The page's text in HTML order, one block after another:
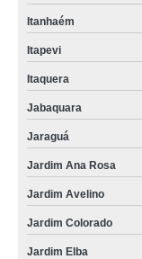
Itanhaém
Itapevi
Itaquera
Jabaquara
Jaraguá
Jardim Ana Rosa
Jardim Avelino
Jardim Colorado
Jardim Elba